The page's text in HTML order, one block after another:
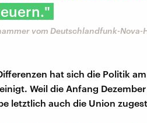
vom Deutschlandfunk-
hat sich die Politik
Weil die Anfang
letztlich auch die Union